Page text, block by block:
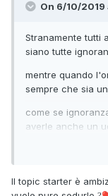
On 6/10/2019
Stranamente tutti
siano tutte
mentre quando
sempre che sia
come se
averle anche un
Il topic starter è